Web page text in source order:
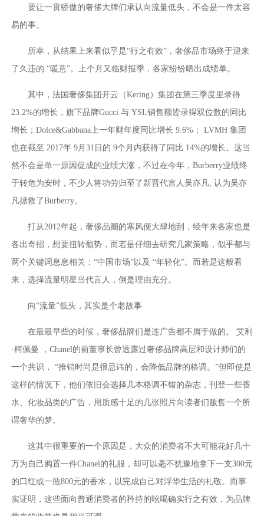
要让一贯骄傲的奢侈大牌们承认向流量低头，不会是一件太容
易的事。
所幸，从结果上来看似乎是“行之有效”，奢侈品市场终于迎来
了久违的 “暖意”。上个月又临财报季，各家纷纷晒出成绩单。
其中，法国奢侈集团开云（Kering）集团在第三季度里录得
23.2%的增长，旗下品牌Gucci 与 YSL销售额皆录得双位数的同比
增长；Dolce&Gabbana上一年财年度同比增长 9.6%； LVMH 集团
也在截至 2017年 9月31日的 9个月内获得了同比 14%的增长。这当
然不会是单一原因促成的业绩大涨，不过在今年，Burberry业绩终
于转危为安时，不少人将功劳归至了新晋代言人吴亦凡, 认为吴亦
凡拯救了Burberry。
打从2012年起，奢侈品圈的寒风便大肆地刮，经年来各家也是
各出奇招，想要扭转颓势，而若是仔细去研究几家策略，似乎都与
两个关键词息息相关：“中国市场”以及 “年轻化”。而若是这般看
来，选择流量明星当代言人，倒是理由充分。
向“流量”低头，其实是个老故事
在最最早些的时候，奢侈品牌们是连广告都不屑于做的。 艾利
·柯佩曼 ，Chanel的前董事长曾透露过奢侈品牌高层和设计师们的
一个共识， “推销时尚是很忌讳的，会降低品牌的格调。”但即使是
这样的情况下，他们依旧会选择几本格调不错的杂志，刊登一些香
水、化妆品类的广告，用质感十足的几张照片向读者们贩售一个所
谓奢华的梦。
这其中很重要的一个原因是，大众的消费者不大可能花好几十
万为自己购置一件Chanel的礼服，却可以毫不犹豫地拿下一支300元
的口红或一瓶800元的香水，以完成自己对浮华生活的礼敬。而事
实证明，这些面向普通消费者的矜持的吆喝确实行之有效，为品牌